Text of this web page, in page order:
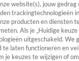
website(s), jouw gedrag
trackingtechnologieën
producten en diensten
Als je „Huidige
uitgeschakeld. We
te laten functioneren en
je keuzes te wijzigen of